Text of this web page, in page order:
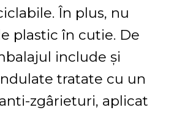
În plus, nu
plastic în cutie. De
include și
tratate cu un
zgârieturi, aplicat